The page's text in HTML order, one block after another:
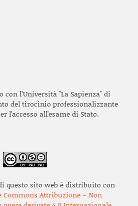
con l’Università "La Sapienza" di
del tirocinio professionalizzante
l'accesso all'esame di Stato.
questo sito web è distribuito con
Commons Attribuzione – Non